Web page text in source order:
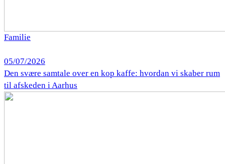
Familie
05/07/2026
Den svære samtale over en kop kaffe: hvordan vi skaber rum
til afskeden i Aarhus